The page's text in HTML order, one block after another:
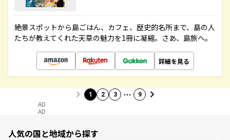
絶景スポットから島ごはん、カフェ、歴史的名所まで、島の人
たちが教えてくれた天草の魅力を1冊に凝縮。さあ、島旅へ。
詳細を見る
1 2 3 … 9
AD
AD
人気の国と地域から探す